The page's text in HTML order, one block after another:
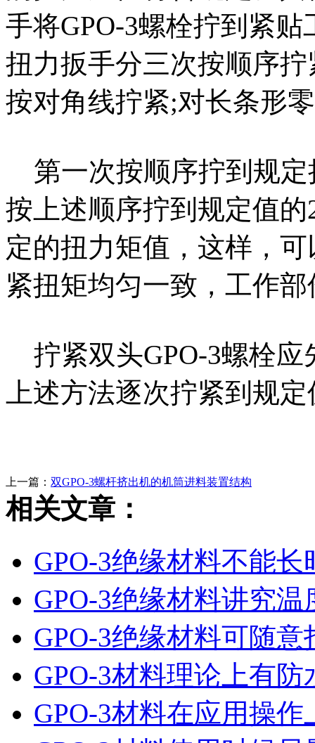
手将GPO-3螺栓拧到紧
扭力扳手分三次按顺序
按对角线拧紧;对长条形
第一次按顺序拧到规定
按上述顺序拧到规定值
定的扭力矩值，这样，
紧扭矩均匀一致，工作
拧紧双头GPO-3螺栓应
上述方法逐次拧紧到规
上一篇： 双GPO-3螺杆挤出机的机筒进料装置结构
相关文章：
GPO-3绝缘材料不能
GPO-3绝缘材料讲究
GPO-3绝缘材料可随意
GPO-3材料理论上有防
GPO-3材料在应用操